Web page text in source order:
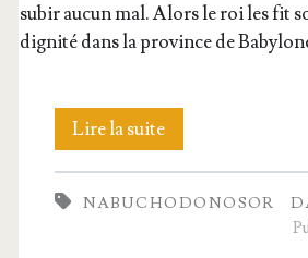
subir aucun mal. Alors le roi les fit
digni­té dans la pro­vince de
Lire la suite45.
Songe
de
NABUCHODONOSOR